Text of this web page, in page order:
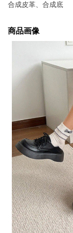
合成皮革、合成底
商品画像